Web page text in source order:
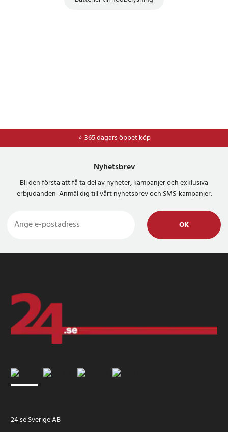
⭐ 365 dagars öppet köp
⭐Frakt 49kr *
Nyhetsbrev
Bli den första att få ta del av nyheter, kampanjer och exklusiva
erbjudanden Anmäl dig till vårt nyhetsbrev och SMS-kampanjer.
OK
24 se Sverige AB